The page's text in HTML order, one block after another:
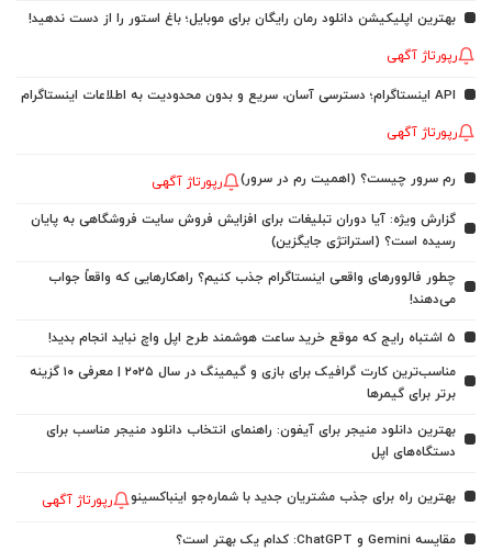
بهترین اپلیکیشن دانلود رمان رایگان برای موبایل؛ باغ استور را از دست ندهید!
رپورتاژ آگهی
API اینستاگرام؛ دسترسی آسان، سریع و بدون محدودیت به اطلاعات اینستاگرام
رپورتاژ آگهی
رم سرور چیست؟ (اهمیت رم در سرور) رپورتاژ آگهی
گزارش ویژه: آیا دوران تبلیغات برای افزایش فروش سایت فروشگاهی به پایان
رسیده است؟ (استراتژی جایگزین)
چطور فالوورهای واقعی اینستاگرام جذب کنیم؟ راهکارهایی که واقعاً جواب
می‌دهند!
5 اشتباه رایج که موقع خرید ساعت هوشمند طرح اپل واچ نباید انجام بدید!
مناسب‌ترین کارت گرافیک برای بازی و گیمینگ در سال ۲۰۲۵ | معرفی ۱۰ گزینه
برتر برای گیمرها
بهترین دانلود منیجر برای آیفون: راهنمای انتخاب دانلود منیجر مناسب برای
دستگاه‌های اپل
بهترین راه برای جذب مشتریان جدید با شماره‌جو اینباکسینو رپورتاژ آگهی
مقایسه Gemini و ChatGPT: کدام یک بهتر است؟